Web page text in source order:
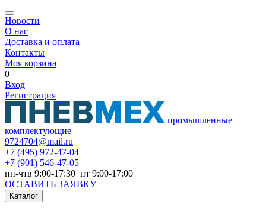
Новости
О нас
Доставка и оплата
Контакты
Моя корзина
0
Вход
Регистрация
промышленные
комплектующие
9724704@mail.ru
+7 (495) 972-47-04
+7 (901) 546-47-05
пн-чтв 9:00-17:30 пт 9:00-17:00
ОСТАВИТЬ ЗАЯВКУ
Каталог